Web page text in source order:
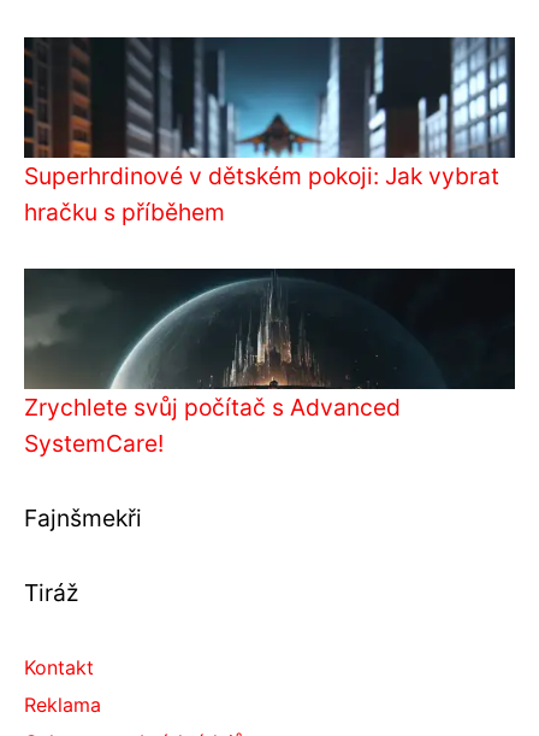
Superhrdinové v dětském pokoji: Jak vybrat
hračku s příběhem
Zrychlete svůj počítač s Advanced
SystemCare!
Fajnšmekři
Tiráž
Kontakt
Reklama